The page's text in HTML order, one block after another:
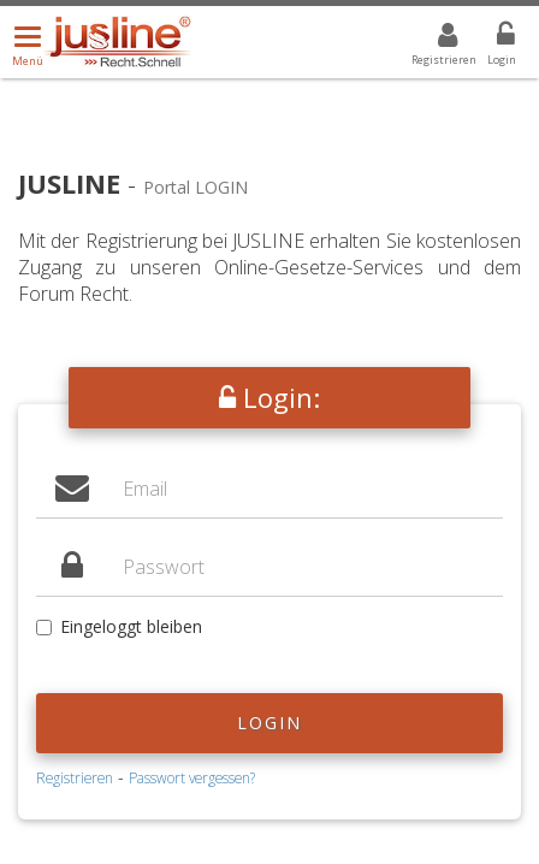
Registrieren Login
Menü
öffnen/schließen
Menü
ALLE DROPDOWN: GEWÄHLTER WERT IST ALLE
JUSLINE - Portal LOGIN
Mit der Registrierung bei JUSLINE erhalten Sie kostenlosen
Zugang zu unseren Online-Gesetze-Services und dem
Forum Recht.
Login:
Eingeloggt bleiben
LOGIN
Registrieren - Passwort vergessen?